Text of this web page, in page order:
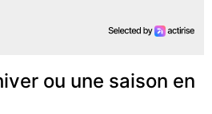
ou une saison en